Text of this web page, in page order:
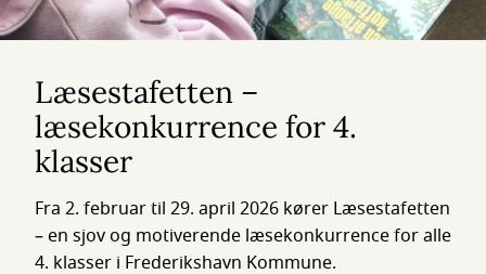
Læsestafetten –
læsekonkurrence for 4.
klasser
Fra 2. februar til 29. april 2026 kører Læsestafetten
– en sjov og motiverende læsekonkurrence for alle
4. klasser i Frederikshavn Kommune.